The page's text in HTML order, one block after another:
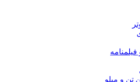
فیلمنامه
تن و میلو